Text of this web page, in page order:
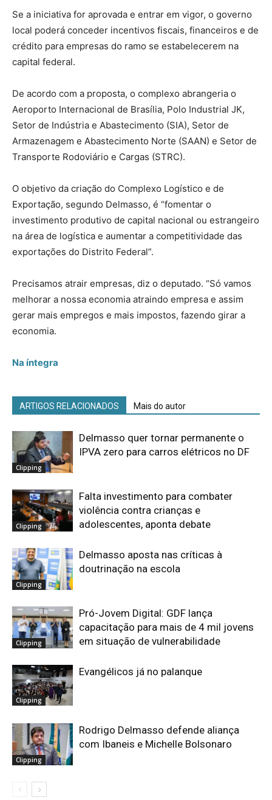
Se a iniciativa for aprovada e entrar em vigor, o governo
local poderá conceder incentivos fiscais, financeiros e de
crédito para empresas do ramo se estabelecerem na
capital federal.
De acordo com a proposta, o complexo abrangeria o
Aeroporto Internacional de Brasília, Polo Industrial JK,
Setor de Indústria e Abastecimento (SIA), Setor de
Armazenagem e Abastecimento Norte (SAAN) e Setor de
Transporte Rodoviário e Cargas (STRC).
O objetivo da criação do Complexo Logístico e de
Exportação, segundo Delmasso, é “fomentar o
investimento produtivo de capital nacional ou estrangeiro
na área de logística e aumentar a competitividade das
exportações do Distrito Federal”.
Precisamos atrair empresas, diz o deputado. “Só vamos
melhorar a nossa economia atraindo empresa e assim
gerar mais empregos e mais impostos, fazendo girar a
economia.
Na íntegra
ARTIGOS RELACIONADOS Mais do autor
Clipping
Delmasso quer tornar permanente o
IPVA zero para carros elétricos no DF
Clipping
Falta investimento para combater
violência contra crianças e
adolescentes, aponta debate
Clipping
Delmasso aposta nas críticas à
doutrinação na escola
Clipping
Pró-Jovem Digital: GDF lança
capacitação para mais de 4 mil jovens
em situação de vulnerabilidade
Clipping
Evangélicos já no palanque
Clipping
Rodrigo Delmasso defende aliança
com Ibaneis e Michelle Bolsonaro